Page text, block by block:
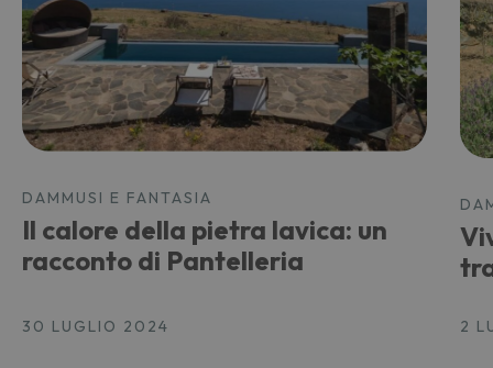
DAMMUSI E FANTASIA
Il calore della pietra lavica: un
racconto di Pantelleria